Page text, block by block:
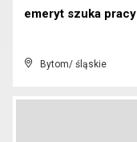
emeryt szuka pracy
Bytom/ śląskie